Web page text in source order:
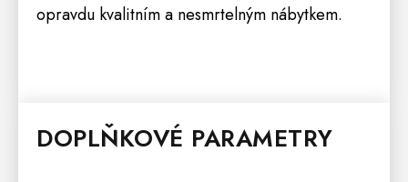
opravdu kvalitním a nesmrtelným nábytkem.
DOPLŇKOVÉ PARAMETRY